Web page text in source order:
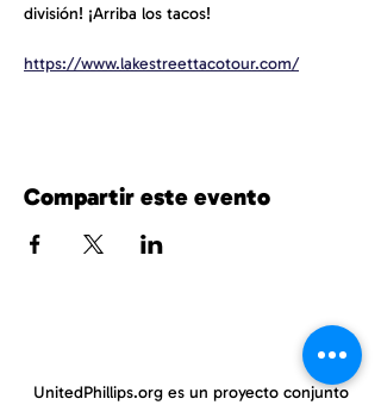
división! ¡Arriba los tacos!
https://www.lakestreettacotour.com/
Compartir este evento
UnitedPhillips.org es un proyecto conjunto